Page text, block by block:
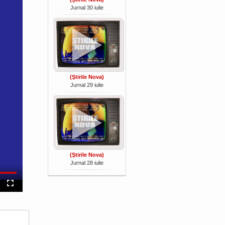
Fullscreen
Jurnal 30 iulie
(Ştirile Nova)
Jurnal 29 iulie
(Ştirile Nova)
Jurnal 28 iulie